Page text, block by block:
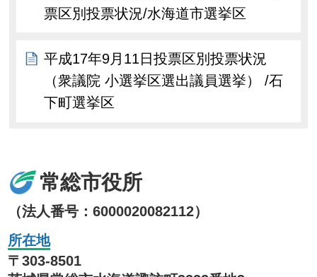
票区別投票状況/水海道市選挙区
平成17年9月11日投票区別投票状況
（衆議院 小選挙区選出議員選挙） /石
下町選挙区
常総市役所
（法人番号：6000020082112）
所在地
〒303-8501